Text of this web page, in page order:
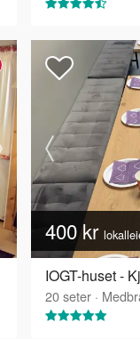
400 kr
IOGT-huset -
20seter ·